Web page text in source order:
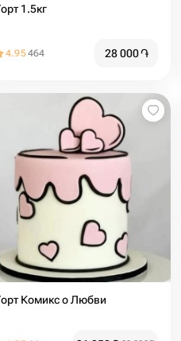
1.5кг
4.95464 28 000֏
Комикс о Любви